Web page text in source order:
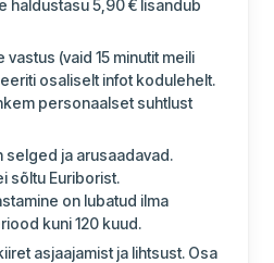
haldustasu 5,90 € lisandub
vastus (vaid 15 minutit meili
osaliselt infot kodulehelt.
personaalset suhtlust
selged ja arusaadavad.
sõltu Euriborist.
on lubatud ilma
kuni 120 kuud.
asjaajamist ja lihtsust. Osa